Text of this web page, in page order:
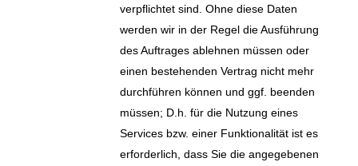
verpflichtet sind. Ohne diese Daten
werden wir in der Regel die Ausführung
des Auftrages ablehnen müssen oder
einen bestehenden Vertrag nicht mehr
durchführen können und ggf. beenden
müssen; D.h. für die Nutzung eines
Services bzw. einer Funktionalität ist es
erforderlich, dass Sie die angegebenen